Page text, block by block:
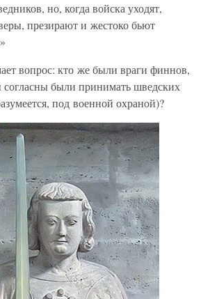
но, когда войска уходят,
презирают и жестоко бьют
вопрос: кто же были враги финнов,
согласны были принимать шведских
под военной охраной)?